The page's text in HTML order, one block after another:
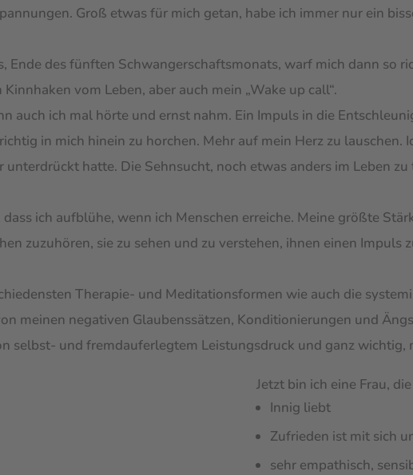
Groß etwas für mich getan, habe ich immer nur ein
Ende des fünften Schwangerschaftsmonats, warf mich dann so
vom Leben, aber auch mein „Wake up call“.
auch ich mal hörte und ernst nahm. Ein Impuls in die
in mich hinein zu horchen. Mehr auf mein Herz zu lauschen.
hatte. Die Sehnsucht, noch etwas anders im Leben
ich aufblühe, wenn ich Menschen erreiche. Meine größte
zuzuhören, sie zu sehen und zu verstehen, ihnen einen Impuls
Therapie- und Meditationsformen wie auch die
meinen negativen Glaubenssätzen, Konditionierungen und
selbst- und fremdauferlegtem Leistungsdruck und ganz wichtig,
Jetzt bin ich eine Frau, die
Innig liebt
Zufrieden ist mit sich
sehr empathisch,